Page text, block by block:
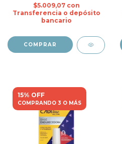
$5.009,07 con
Transferencia o depósito
bancario
15% OFF
COMPRANDO 3 O MÁS